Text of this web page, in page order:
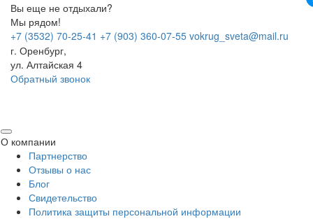
Вы еще не отдыхали?
Мы рядом!
+7 (3532) 70-25-41 +7 (903) 360-07-55 vokrug_sveta@mail.ru
г. Оренбург,
ул. Алтайская 4
Обратный звонок
О компании
Партнерство
Отзывы о нас
Блог
Свидетельство
Политика защиты персональной информации